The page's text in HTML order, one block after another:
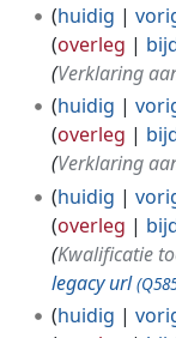
huidig
overleg
Verklaring
huidig
overleg
Verklaring
huidig
overleg
Kwalificatie
legacy url
huidig